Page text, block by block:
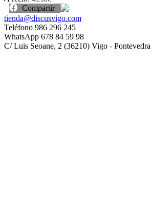
Compartir
tienda@discusvigo.com
Teléfono 986 296 245
WhatsApp 678 84 59 98
C/ Luis Seoane, 2 (36210) Vigo - Pontevedra